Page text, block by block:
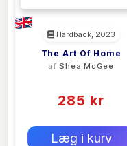
Hardback, 2023
The Art Of Home
afShea McGee
285 kr
Læg i kurv